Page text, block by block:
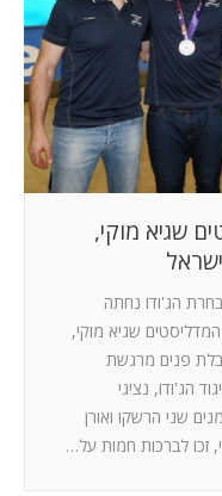
שגיא מוקי,
הג'ודו נחתה
שגיא מוקי,
פנים מרגשת
הג'ודו, נציגי
שני הרשקו ואורן
זכו לברכות חמות על…